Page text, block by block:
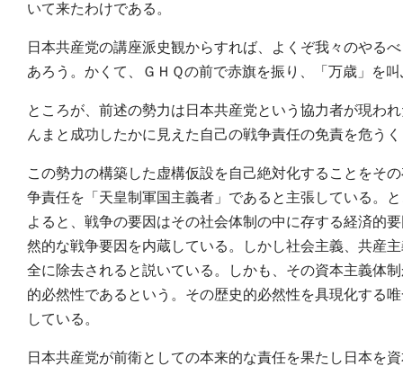
いて来たわけである。
日本共産党の講座派史観からすれば、よくぞ我々のやる
あろう。かくて、ＧＨＱの前で赤旗を振り、「万歳」を
ところが、前述の勢力は日本共産党という協力者が現わ
んまと成功したかに見えた自己の戦争責任の免責を危う
この勢力の構築した虚構仮設を自己絶対化することをそ
争責任を「天皇制軍国主義者」であると主張している。
よると、戦争の要因はその社会体制の中に存する経済的
然的な戦争要因を内蔵している。しかし社会主義、共産
全に除去されると説いている。しかも、その資本主義体
的必然性であるという。その歴史的必然性を具現化する
している。
日本共産党が前衛としての本来的な責任を果たし日本を